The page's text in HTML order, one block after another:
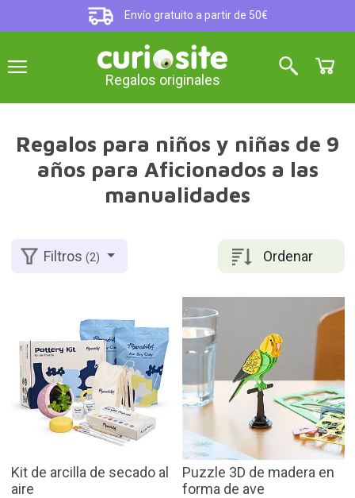
Envío gratuito a partir de 50€
Regalos originales
Regalos para niños y niñas de 9
años para Aficionados a las
manualidades
Ordenar
Filtros(2)
Kit de arcilla de secado al
aire
Puzzle 3D de madera en
forma de ave